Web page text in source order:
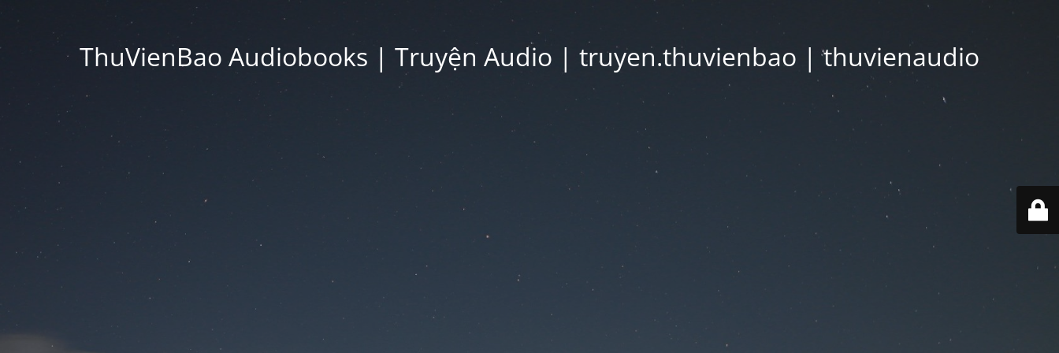
ThuVienBao Audiobooks | Truyện Audio | truyen.thuvienbao | thuvienaudio